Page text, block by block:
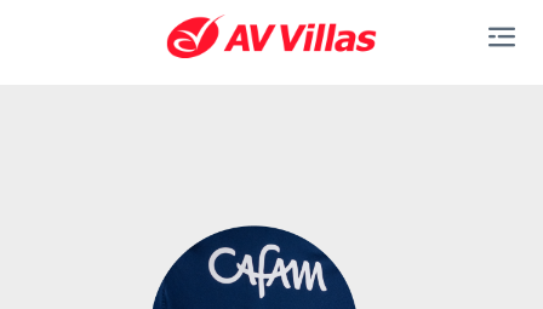
Saltar al contenido principal